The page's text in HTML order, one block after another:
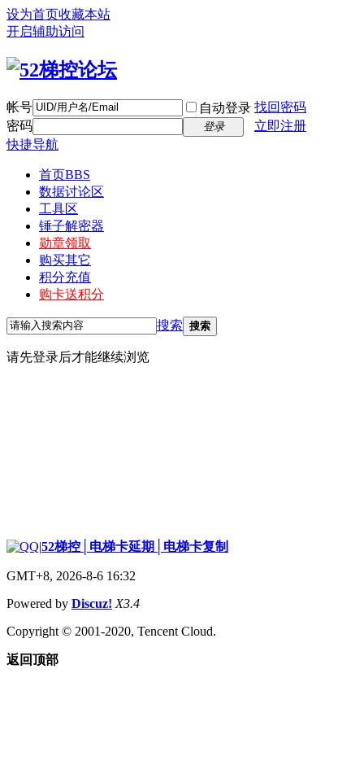
设为首页收藏本站
开启辅助访问
帐号 自动登录 找回密码
密码
登录
立即注册
快捷导航
首页BBS
数据讨论区
工具区
锤子解密器
勋章领取
购买其它
积分充值
购卡送积分
搜索 搜索
请先登录后才能继续浏览
|52梯控│电梯卡延期│电梯卡复制
GMT+8, 2026-8-6 16:32
Powered by Discuz! X3.4
Copyright © 2001-2020, Tencent Cloud.
返回顶部